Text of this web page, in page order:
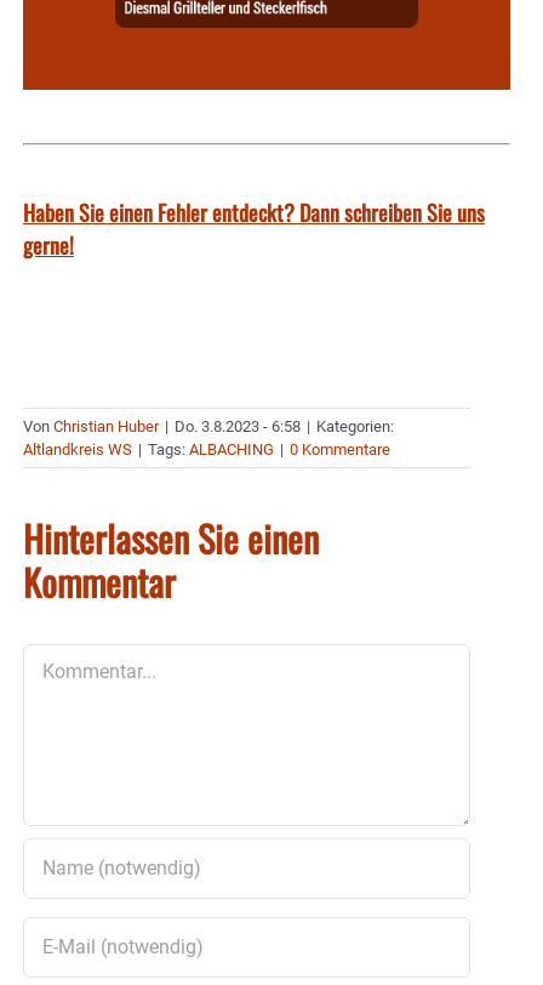
Haben Sie einen Fehler entdeckt? Dann schreiben Sie uns
gerne!
Von Christian Huber | Do. 3.8.2023 - 6:58 | Kategorien:
Altlandkreis WS | Tags: ALBACHING | 0 Kommentare
Hinterlassen Sie einen
Kommentar